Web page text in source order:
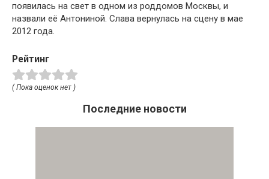
появилась на свет в одном из роддомов Москвы, и
назвали её Антониной. Слава вернулась на сцену в мае
2012 года.
Рейтинг
( Пока оценок нет )
Последние новости